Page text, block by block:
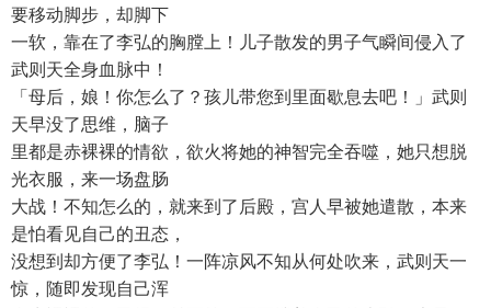
要移动脚步，却脚下
一软，靠在了李弘的胸膛上！儿子散发的男子气瞬间侵入了
武则天全身血脉中！
「母后，娘！你怎么了？孩儿带您到里面歇息去吧！」武则
天早没了思维，脑子
里都是赤裸裸的情欲，欲火将她的神智完全吞噬，她只想脱
光衣服，来一场盘肠
大战！不知怎么的，就来到了后殿，宫人早被她遣散，本来
是怕看见自己的丑态，
没想到却方便了李弘！一阵凉风不知从何处吹来，武则天一
惊，随即发现自己浑